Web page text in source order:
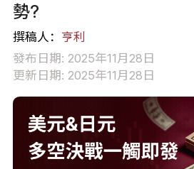
勢?
撰稿人： 亨利
發布日期: 2025年11月28日
更新日期: 2025年11月28日